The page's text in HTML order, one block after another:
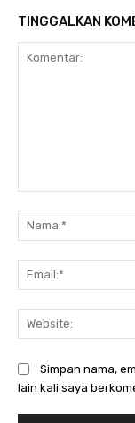
TINGGALKAN
Simpan nama,
lain kali saya